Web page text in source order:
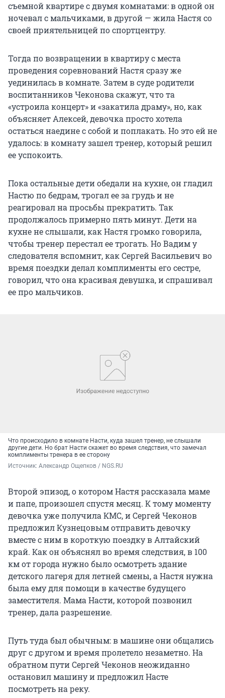
съемной квартире с двумя комнатами: в одной он
ночевал с мальчиками, в другой — жила Настя со
своей приятельницей по спортцентру.
Тогда по возвращении в квартиру с места
проведения соревнований Настя сразу же
уединилась в комнате. Затем в суде родители
воспитанников Чеконова скажут, что та
«устроила концерт» и «закатила драму», но, как
объясняет Алексей, девочка просто хотела
остаться наедине с собой и поплакать. Но это ей не
удалось: в комнату зашел тренер, который решил
ее успокоить.
Пока остальные дети обедали на кухне, он гладил
Настю по бедрам, трогал ее за грудь и не
реагировал на просьбы прекратить. Так
продолжалось примерно пять минут. Дети на
кухне не слышали, как Настя громко говорила,
чтобы тренер перестал ее трогать. Но Вадим у
следователя вспомнит, как Сергей Васильевич во
время поездки делал комплименты его сестре,
говорил, что она красивая девушка, и спрашивал
ее про мальчиков.
Что происходило в комнате Насти, куда зашел тренер, не слышали
другие дети. Но брат Насти скажет во время следствия, что замечал
комплименты тренера в ее сторону
Источник: Александр Ощепков / NGS.RU
Второй эпизод, о котором Настя рассказала маме
и папе, произошел спустя месяц. К тому моменту
девочка уже получила КМС, и Сергей Чеконов
предложил Кузнецовым отправить девочку
вместе с ним в короткую поездку в Алтайский
край. Как он объяснял во время следствия, в 100
км от города нужно было осмотреть здание
детского лагеря для летней смены, а Настя нужна
была ему для помощи в качестве будущего
заместителя. Мама Насти, которой позвонил
тренер, дала разрешение.
Путь туда был обычным: в машине они общались
друг с другом и время пролетело незаметно. На
обратном пути Сергей Чеконов неожиданно
остановил машину и предложил Насте
посмотреть на реку.